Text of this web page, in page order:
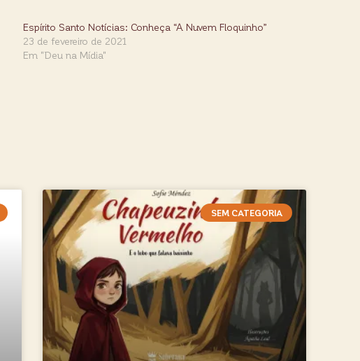
Espírito Santo Notícias: Conheça “A Nuvem Floquinho”
23 de fevereiro de 2021
Em "Deu na Mídia"
SEM CATEGORIA